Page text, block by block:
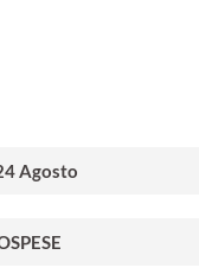
Agosto